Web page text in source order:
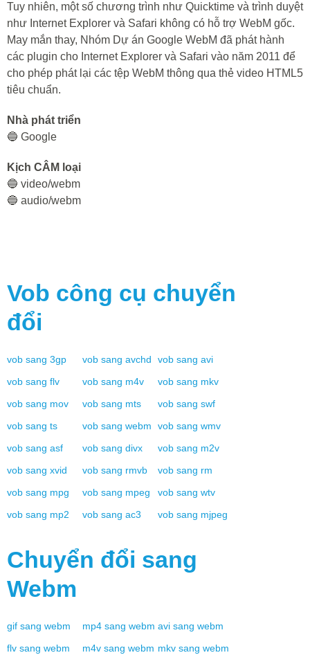
Tuy nhiên, một số chương trình như Quicktime và trình duyệt
như Internet Explorer và Safari không có hỗ trợ WebM gốc.
May mắn thay, Nhóm Dự án Google WebM đã phát hành
các plugin cho Internet Explorer và Safari vào năm 2011 để
cho phép phát lại các tệp WebM thông qua thẻ video HTML5
tiêu chuẩn.
Nhà phát triển
🔵 Google
Kịch CÂM loại
🔵 video/webm
🔵 audio/webm
Vob công cụ chuyển
đổi
vob sang 3gp vob sang avchd vob sang avi
vob sang flv vob sang m4v vob sang mkv
vob sang mov vob sang mts vob sang swf
vob sang ts vob sang webm vob sang wmv
vob sang asf vob sang divx vob sang m2v
vob sang xvid vob sang rmvb vob sang rm
vob sang mpg vob sang mpeg vob sang wtv
vob sang mp2 vob sang ac3 vob sang mjpeg
Chuyển đổi sang
Webm
gif sang webm mp4 sang webm avi sang webm
flv sang webm m4v sang webm mkv sang webm